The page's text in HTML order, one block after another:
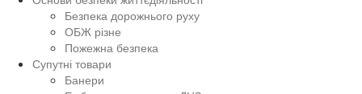
Безпека дорожнього руху
ОБЖ різне
Пожежна безпека
Супутні товари
Банери